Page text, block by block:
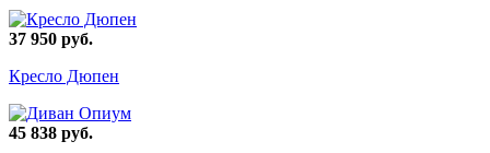
37 950 руб.
Кресло Дюпен
45 838 руб.